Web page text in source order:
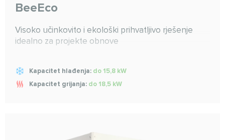
BeeEco
Visoko učinkovito i ekološki prihvatljivo rješenje
idealno za projekte obnove
Kapacitet hlađenja: do 15,8 kW
Kapacitet grijanja: do 18,5 kW